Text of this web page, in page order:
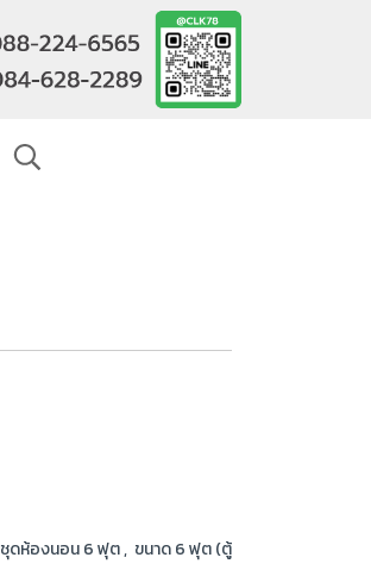
ชุดห้องนอน 6 ฟุต, ขนาด 6 ฟุต (ตู้